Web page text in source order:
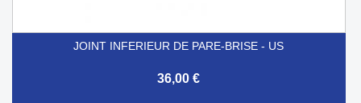
JOINT INFERIEUR DE PARE-BRISE - US
36,00 €